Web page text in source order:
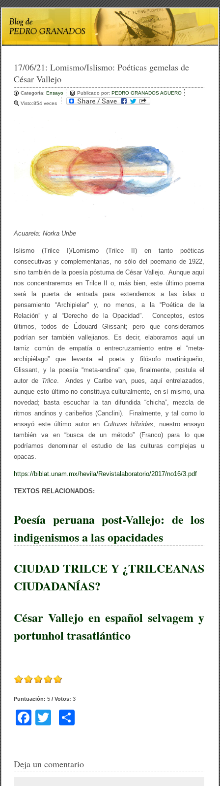
17/06/21:Lomismo/Islismo: Poéticas gemelas de
César Vallejo
Categoría:Ensayo Publicado por:PEDRO GRANADOS AGUERO
Visto:854 veces
Acuarela: Norka Uribe
Islismo (Trilce I)/Lomismo (Trilce II) en tanto poéticas
consecutivas y complementarias, no sólo del poemario de 1922,
sino también de la poesía póstuma de César Vallejo. Aunque aquí
nos concentraremos en Trilce II o, más bien, este último poema
será la puerta de entrada para extendernos a las islas o
pensamiento “Archipielar” y, no menos, a la “Poética de la
Relación” y al “Derecho de la Opacidad”. Conceptos, estos
últimos, todos de Édouard Glissant; pero que consideramos
podrían ser también vallejianos. Es decir, elaboramos aquí un
tamiz común de empatía o entrecruzamiento entre el “meta-
archipiélago” que levanta el poeta y filósofo martiniqueño,
Glissant, y la poesía “meta-andina” que, finalmente, postula el
autor de Trilce. Andes y Caribe van, pues, aquí entrelazados,
aunque esto último no constituya culturalmente, en sí mismo, una
novedad; basta escuchar la tan difundida “chicha”, mezcla de
ritmos andinos y caribeños (Canclini). Finalmente, y tal como lo
ensayó este último autor en Culturas híbridas, nuestro ensayo
también va en “busca de un método” (Franco) para lo que
podríamos denominar el estudio de las culturas complejas u
opacas.
https://biblat.unam.mx/hevila/Revistalaboratorio/2017/no16/3.pdf
TEXTOS RELACIONADOS:
Poesía peruana post-Vallejo: de los
indigenismos a las opacidades
CIUDAD TRILCE Y ¿TRILCEANAS
CIUDADANÍAS?
César Vallejo en español selvagem y
portunhol trasatlántico
Puntuación:5 / Votos:3
F
e
er p
Deja un comentario